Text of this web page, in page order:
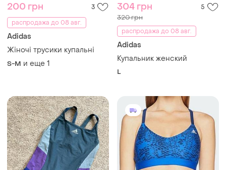
200 грн
3
распродажа до 08 авг.
Adidas
Жіночі трусики купальні
S-M и еще 1
304 грн 5
320 грн
распродажа до 08 авг.
Adidas
Купальник женский
L